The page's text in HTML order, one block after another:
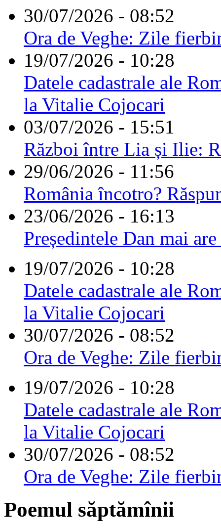
30/07/2026 - 08:52
Ora de Veghe: Zile
19/07/2026 - 10:28
Datele cadastrale ale
la Vitalie Cojocari
03/07/2026 - 15:51
Război între Lia și Ilie:
29/06/2026 - 11:56
România încotro?
23/06/2026 - 16:13
Președintele Dan mai
19/07/2026 - 10:28
Datele cadastrale ale
la Vitalie Cojocari
30/07/2026 - 08:52
Ora de Veghe: Zile
19/07/2026 - 10:28
Datele cadastrale ale
la Vitalie Cojocari
30/07/2026 - 08:52
Ora de Veghe: Zile
Poemul săptămînii